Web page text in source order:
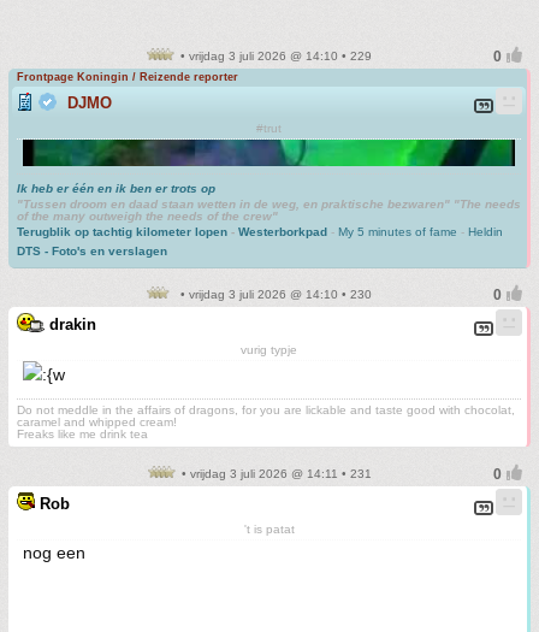
• vrijdag 3 juli 2026 @ 14:10 • 229
Frontpage Koningin / Reizende reporter
DJMO
#trut
Ik heb er één en ik ben er trots op
"Tussen droom en daad staan wetten in de weg, en praktische bezwaren" "The needs
of the many outweigh the needs of the crew"
Terugblik op tachtig kilometer lopen - Westerborkpad - My 5 minutes of fame - Heldin
DTS - Foto's en verslagen
• vrijdag 3 juli 2026 @ 14:10 • 230
drakin
vurig typje
Do not meddle in the affairs of dragons, for you are lickable and taste good with chocolat,
caramel and whipped cream!
Freaks like me drink tea
• vrijdag 3 juli 2026 @ 14:11 • 231
Rob
't is patat
nog een